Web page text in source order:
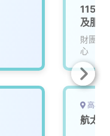
及服
財團法
心
高雄
航太